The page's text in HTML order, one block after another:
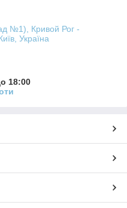
№1), Кривой Рог -
Україна
18:00